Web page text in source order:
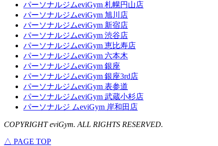
パーソナルジムeviGym 札幌円山店
パーソナルジムeviGym 旭川店
パーソナルジムeviGym 新宿店
パーソナルジムeviGym 渋谷店
パーソナルジムeviGym 恵比寿店
パーソナルジムeviGym 六本木
パーソナルジムeviGym 銀座
パーソナルジムeviGym 銀座3rd店
パーソナルジムeviGym 表参道
パーソナルジムeviGym 武蔵小杉店
パーソナルジ ムeviGym 岸和田店
COPYRIGHT eviGym. ALL RIGHTS RESERVED.
△ PAGE TOP